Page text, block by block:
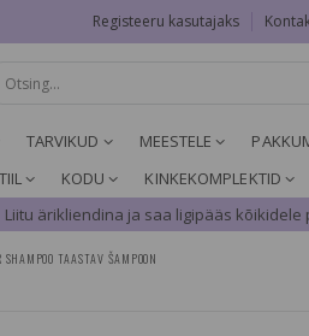
Registeeru kasutajaks
TARVIKUD MEESTELE
KODU
KINKEKOMPLEKTID
ärikliendina ja saa ligipääs
TAASTAV ŠAMPOON